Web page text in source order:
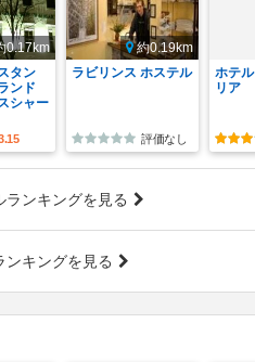
0.17km
タン
ンド
シャー
約0.19km
ラビリンス ホステル
評価なし
ホテ
リア
ランキングを見る
ンキングを見る